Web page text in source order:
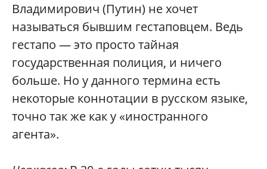
Владимирович (Путин) не хочет
называться бывшим гестаповцем. Ведь
гестапо — это просто тайная
государственная полиция, и ничего
больше. Но у данного термина есть
некоторые коннотации в русском языке,
точно так же как у «иностранного
агента».